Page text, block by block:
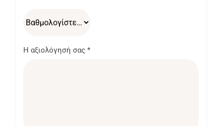
Η αξιολόγησή σας *